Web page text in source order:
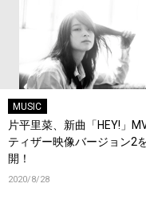
MUSIC
片平里菜、新曲「HEY!」
ティザー映像バージョン2
開！
2020/8/28